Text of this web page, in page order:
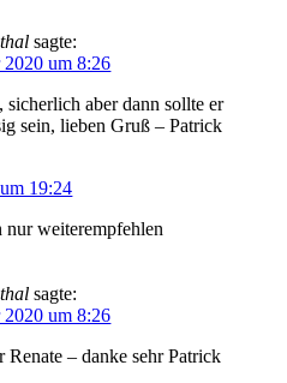
sagte:
2020 um 8:26
aber dann sollte er
sein, lieben Gruß – Patrick
19:24
nur weiterempfehlen
sagte:
2020 um 8:26
Renate – danke sehr Patrick